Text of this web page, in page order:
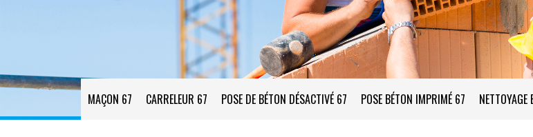
MAÇON 67 CARRELEUR 67 POSE DE BÉTON DÉSACTIVÉ 67 POSE BÉTON IMPRIMÉ 67 NETTOYAGE